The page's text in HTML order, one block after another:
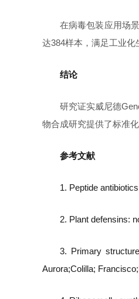
在病毒包装应用场
达384样本，满足工业化
结论
研究证实威尼德
物合成研究提供了标准
参考文献
1. Peptide
2. Plant defensins:
3. Primary
Aurora;Colilla;